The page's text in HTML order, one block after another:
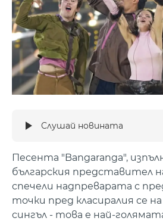
Слушай новината
Песента "Bangaranga",
българския представител
спечели надпреварата с
точки пред класиралия се
сингъл - това е най-